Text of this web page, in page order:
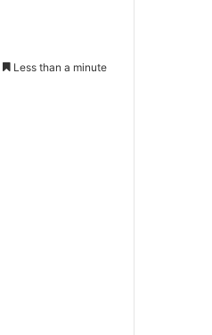
Less than a minute